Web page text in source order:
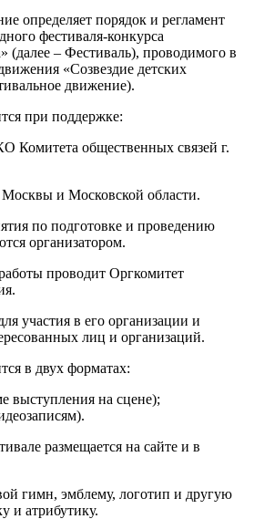
определяет порядок и регламент
фестиваля-конкурса
(далее – Фестиваль), проводимого в
«Созвездие детских
движение).
при поддержке:
Комитета общественных связей г.
Москвы и Московской области.
по подготовке и проведению
организатором.
проводит Оргкомитет
участия в его организации и
лиц и организаций.
в двух форматах:
выступления на сцене);
размещается на сайте и в
гимн, эмблему, логотип и другую
и атрибутику.